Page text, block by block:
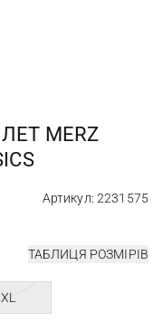
MERZ
Артикул: 2231575
ТАБЛИЦЯ РОЗМІРІВ
XL